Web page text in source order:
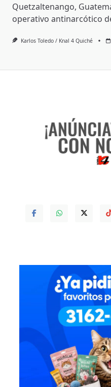
Quetzaltenango,
operativo antinarcótico
Karlos Toledo / Knal 4 Quiché